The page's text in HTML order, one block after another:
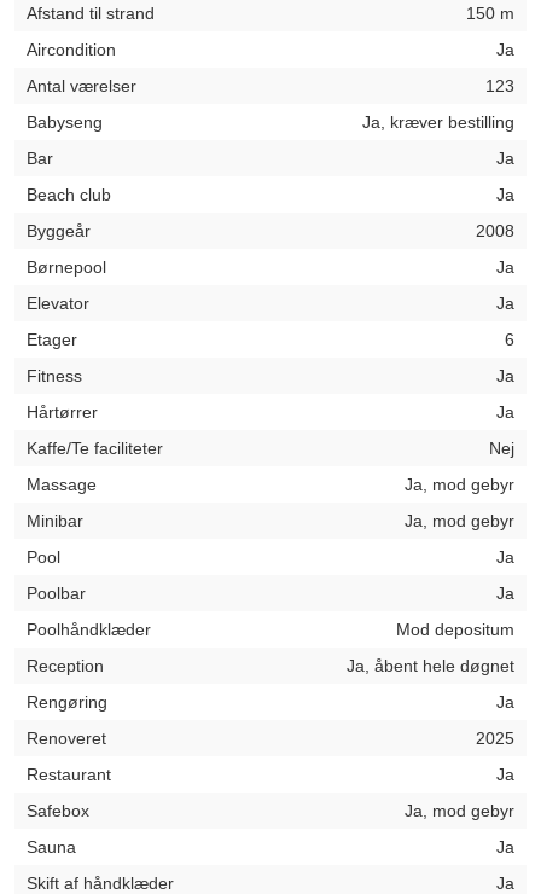
Afstand til strand
150 m
Aircondition
Ja
Antal værelser
123
Babyseng
Ja, kræver bestilling
Bar
Ja
Beach club
Ja
Byggeår
2008
Børnepool
Ja
Elevator
Ja
Etager
6
Fitness
Ja
Hårtørrer
Ja
Kaffe/Te faciliteter
Nej
Massage
Ja, mod gebyr
Minibar
Ja, mod gebyr
Pool
Ja
Poolbar
Ja
Poolhåndklæder
Mod depositum
Reception
Ja, åbent hele døgnet
Rengøring
Ja
Renoveret
2025
Restaurant
Ja
Safebox
Ja, mod gebyr
Sauna
Ja
Skift af håndklæder
Ja